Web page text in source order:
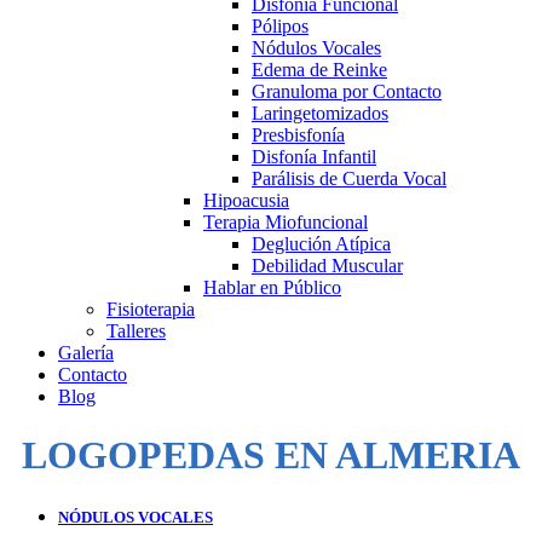
Disfonía Funcional
Pólipos
Nódulos Vocales
Edema de Reinke
Granuloma por Contacto
Laringetomizados
Presbisfonía
Disfonía Infantil
Parálisis de Cuerda Vocal
Hipoacusia
Terapia Miofuncional
Deglución Atípica
Debilidad Muscular
Hablar en Público
Fisioterapia
Talleres
Galería
Contacto
Blog
LOGOPEDAS EN ALMERIA
NÓDULOS VOCALES